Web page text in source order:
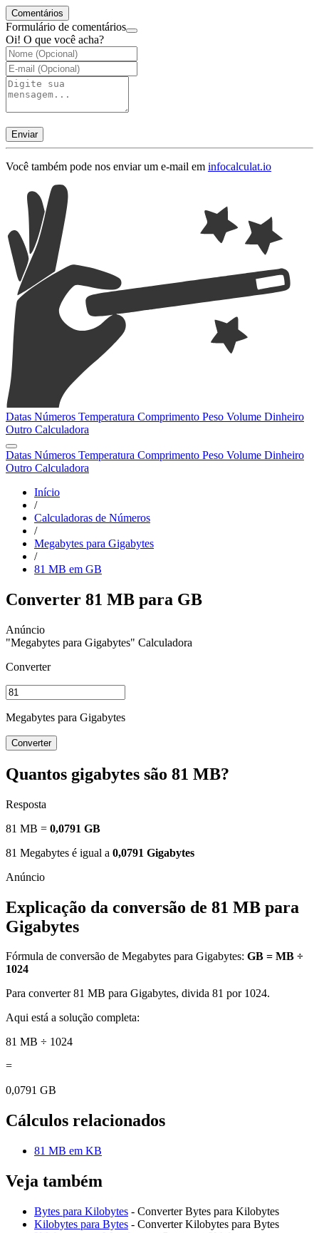
Comentários
Formulário de comentários
Oi! O que você acha?
Enviar
Você também pode nos enviar um e-mail em infocalculat.io
Datas Números Temperatura Comprimento Peso Volume Dinheiro
Outro Calculadora
Datas Números Temperatura Comprimento Peso Volume Dinheiro
Outro Calculadora
Início
/
Calculadoras de Números
/
Megabytes para Gigabytes
/
81 MB em GB
Converter 81 MB para GB
"Megabytes para Gigabytes" Calculadora
Converter
Megabytes para Gigabytes
Converter
Quantos gigabytes são 81 MB?
Resposta
81 MB = 0,0791 GB
81 Megabytes é igual a 0,0791 Gigabytes
Explicação da conversão de 81 MB para
Gigabytes
Fórmula de conversão de Megabytes para Gigabytes: GB = MB ÷
1024
Para converter 81 MB para Gigabytes, divida 81 por 1024.
Aqui está a solução completa:
81 MB ÷ 1024
=
0,0791 GB
Cálculos relacionados
81 MB em KB
Veja também
Bytes para Kilobytes - Converter Bytes para Kilobytes
Kilobytes para Bytes - Converter Kilobytes para Bytes